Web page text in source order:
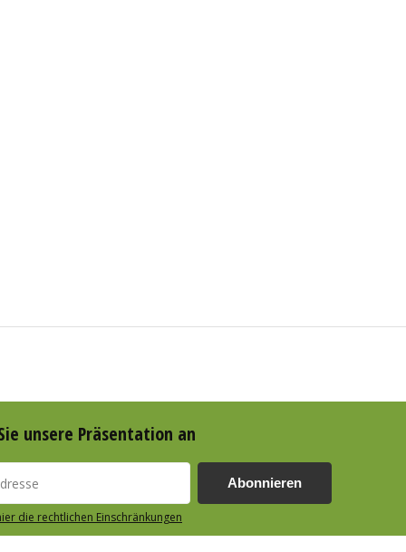
unsere Präsentation an
Abonnieren
die rechtlichen Einschränkungen